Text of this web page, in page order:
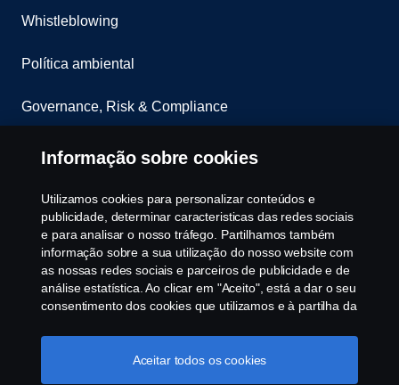
Whistleblowing
Política ambiental
Governance, Risk & Compliance
Cookie Configurações
© Copyright Scania 2025 All rights reserved. Scania
CV AB (publ), SE-151 87 Södertälje, Sweden, Tel:
+46-8-55 38 10 00, Fax: +46-8-55 38 10 37.
Informação sobre cookies
Utilizamos cookies para personalizar conteúdos e
publicidade, determinar caracteristicas das redes sociais
e para analisar o nosso tráfego. Partilhamos também
informação sobre a sua utilização do nosso website com
as nossas redes sociais e parceiros de publicidade e de
análise estatística. Ao clicar em "Aceito", está a dar o seu
consentimento dos cookies que utilizamos e à partilha da
utilizamos os cookies, visite a nossa secção de cookies,
ou clique no link em rodapé, ou como gerimos os seus
Aceitar todos os cookies